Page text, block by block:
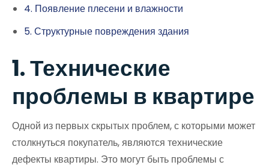
4. Появление плесени и влажности
5. Структурные повреждения здания
1. Технические
проблемы в квартире
Одной из первых скрытых проблем, с которыми может
столкнуться покупатель, являются технические
дефекты квартиры. Это могут быть проблемы с